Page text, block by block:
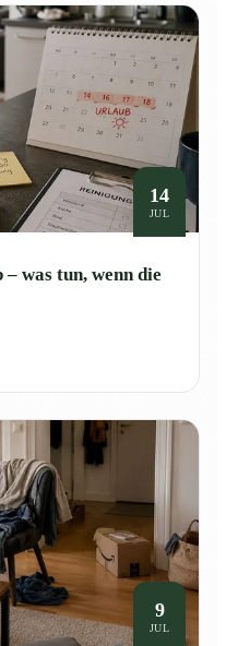
14
JUL
was tun, wenn die
9
JUL